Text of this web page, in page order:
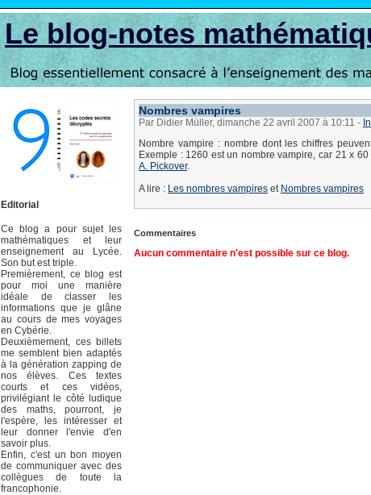
Le blog-notes
Editorial
Ce blog a pour sujet les
mathématiques et leur
enseignement au Lycée.
Son but est triple.
Premièrement, ce blog est
pour moi une manière
idéale de classer les
informations que je glâne
au cours de mes voyages
en Cybérie.
Deuxièmement, ces billets
me semblent bien adaptés
à la génération zapping de
nos élèves. Ces textes
courts et ces vidéos,
privilégiant le côté ludique
des maths, pourront, je
l'espère, les intéresser et
leur donner l'envie d'en
savoir plus.
Enfin, c'est un bon moyen
de communiquer avec des
collègues de toute la
francophonie.
Nombres vampires
Par Didier Müller, dimanche 22 avril 2007 à 10:11 -
Nombre vampire : nombre dont les chiffres
Exemple : 1260 est un nombre vampire, car 21 x
A. Pickover.
A lire : Les nombres vampires et Nombres vampires
Commentaires
Aucun commentaire n'est possible sur ce blog.